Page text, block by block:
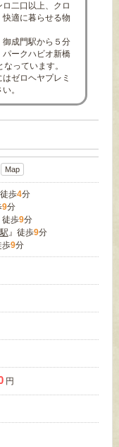
二口以上、クロ
適に暮らせる物
成門駅から５分
パークハビオ新橋
っています。
ゼロヘヤプレミ
。
Map
歩4分
9分
徒歩9分
』徒歩9分
歩9分
円